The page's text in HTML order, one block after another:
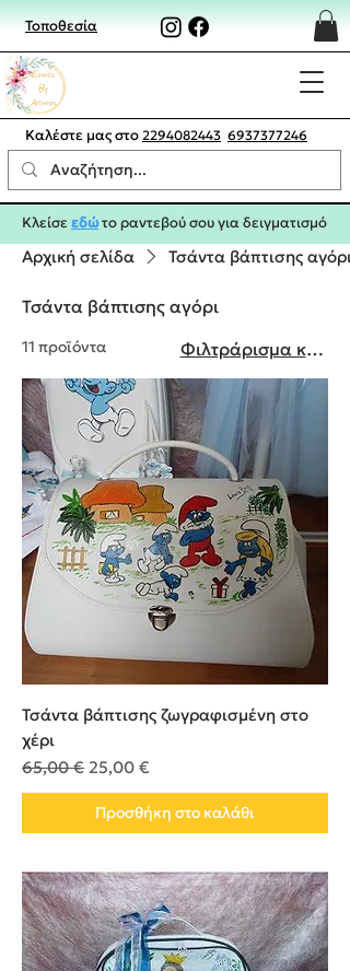
Τοποθεσία
Καλέστε μας στο 2294082443 6937377246
Κλείσεεδώτο ραντεβού σου για δειγματισμό
Αρχική σελίδα Τσάντα βάπτισης αγόρι
Τσάντα βάπτισης αγόρι
11 προϊόντα Φιλτράρισμα και
Τσάντα βάπτισης ζωγραφισμένη στο
χέρι
Κανονική τιμή
65,00 € Τιμή Έκπτωσης
25,00 €
Προσθήκη στο καλάθι